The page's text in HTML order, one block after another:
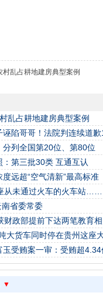
乱占耕地建房典型案例
乱占耕地建房典型案例
陷哥哥！法院判连续道歉
列全国第20位、第80位
第三批30类 互通互认
远超“空气清新”最高标准
从未通过火车的火车站……
南省委常委
财政部提前下达两笔教育
大货车同时停在贵州这座
受贿案一审：受贿超4.34
▼